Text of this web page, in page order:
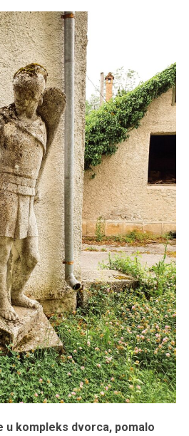
u kompleks dvorca, pomalo